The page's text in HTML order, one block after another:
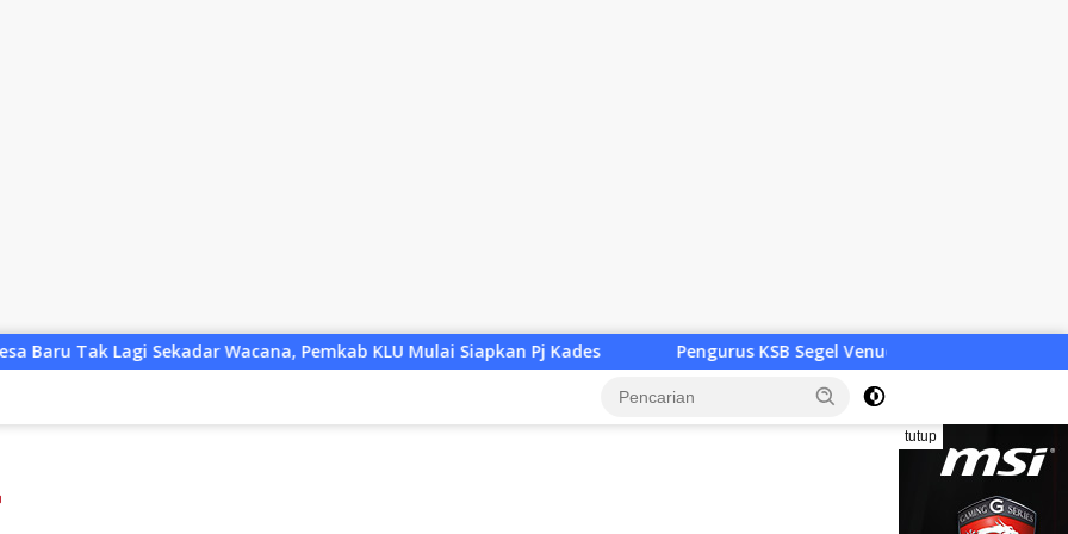
Pemkab KLU Mulai Siapkan Pj Kades Pengurus KSB Segel Venue Panjat Tebing dan Sekretariat FPTI NTB,
tutup